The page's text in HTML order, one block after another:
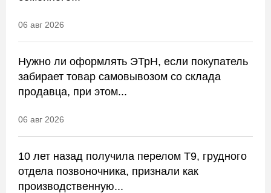
06 авг 2026
Нужно ли оформлять ЭТрН, если покупатель
забирает товар самовывозом со склада
продавца, при этом...
06 авг 2026
10 лет назад получила перелом Т9, грудного
отдела позвоночника, признали как
производственную...